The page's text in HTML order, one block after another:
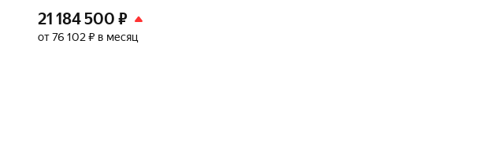
21 184 500 ₽
от 76 102 ₽ в месяц